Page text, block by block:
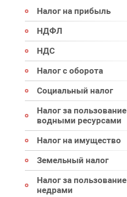
Налог на прибыль
НДФЛ
НДС
Налог с оборота
Социальный налог
Налог за пользование
водными ресурсами
Налог на имущество
Земельный налог
Налог за пользование
недрами